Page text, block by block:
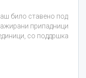
било ставено под
припадници
со поддршка